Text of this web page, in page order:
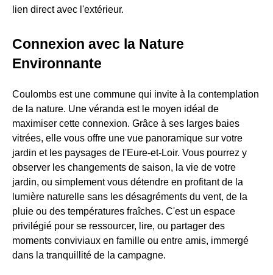
lien direct avec l'extérieur.
Connexion avec la Nature
Environnante
Coulombs est une commune qui invite à la contemplation
de la nature. Une véranda est le moyen idéal de
maximiser cette connexion. Grâce à ses larges baies
vitrées, elle vous offre une vue panoramique sur votre
jardin et les paysages de l'Eure-et-Loir. Vous pourrez y
observer les changements de saison, la vie de votre
jardin, ou simplement vous détendre en profitant de la
lumière naturelle sans les désagréments du vent, de la
pluie ou des températures fraîches. C'est un espace
privilégié pour se ressourcer, lire, ou partager des
moments conviviaux en famille ou entre amis, immergé
dans la tranquillité de la campagne.